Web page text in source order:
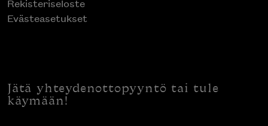
Rekisteriseloste
Evästeasetukset
Jätä yhteydenottopyyntö tai tule
käymään!